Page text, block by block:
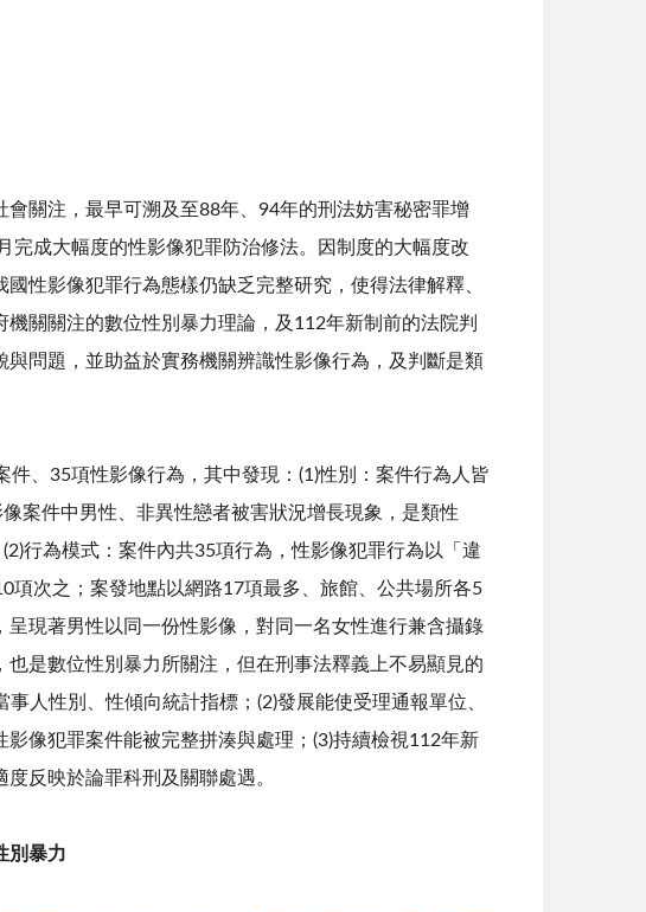
關注，最早可溯及至88年、94年的刑法妨害秘密罪增
成大幅度的性影像犯罪防治修法。因制度的大幅度改
性影像犯罪行為態樣仍缺乏完整研究，使得法律解釋、
關關注的數位性別暴力理論，及112年新制前的法院判
問題，並助益於實務機關辨識性影像行為，及判斷是類
、35項性影像行為，其中發現：(1)性別：案件行為人皆
案件中男性、非異性戀者被害狀況增長現象，是類性
行為模式：案件內共35項行為，性影像犯罪行為以「違
項次之；案發地點以網路17項最多、旅館、公共場所各5
現著男性以同一份性影像，對同一名女性進行兼含攝錄
是數位性別暴力所關注，但在刑事法釋義上不易顯見的
人性別、性傾向統計指標；(2)發展能使受理通報單位、
像犯罪案件能被完整拼湊與處理；(3)持續檢視112年新
反映於論罪科刑及關聯處遇。
別暴力